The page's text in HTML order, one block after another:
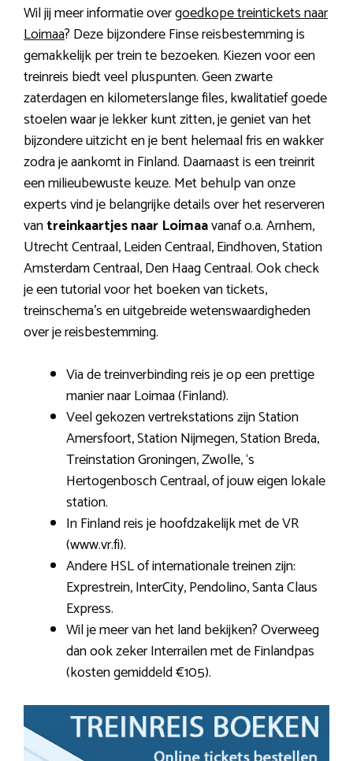
Wil jij meer informatie overgoedkope treintickets naar
Loimaa? Deze bijzondere Finse reisbestemming is
gemakkelijk per trein te bezoeken. Kiezen voor een
treinreis biedt veel pluspunten. Geen zwarte
zaterdagen en kilometerslange files, kwalitatief goede
stoelen waar je lekker kunt zitten, je geniet van het
bijzondere uitzicht en je bent helemaal fris en wakker
zodra je aankomt in Finland. Daarnaast is een treinrit
een milieubewuste keuze. Met behulp van onze
experts vind je belangrijke details over het reserveren
vantreinkaartjes naar Loimaavanaf o.a. Arnhem,
Utrecht Centraal, Leiden Centraal, Eindhoven, Station
Amsterdam Centraal, Den Haag Centraal. Ook check
je een tutorial voor het boeken van tickets,
treinschema’s en uitgebreide wetenswaardigheden
over je reisbestemming.
Via de treinverbinding reis je op een prettige
manier naar Loimaa (Finland).
Veel gekozen vertrekstations zijn Station
Amersfoort, Station Nijmegen, Station Breda,
Treinstation Groningen, Zwolle, ‘s
Hertogenbosch Centraal, of jouw eigen lokale
station.
In Finland reis je hoofdzakelijk met de VR
(www.vr.fi).
Andere HSL of internationale treinen zijn:
Exprestrein, InterCity, Pendolino, Santa Claus
Express.
Wil je meer van het land bekijken? Overweeg
dan ook zeker Interrailen met de Finlandpas
(kosten gemiddeld €105).